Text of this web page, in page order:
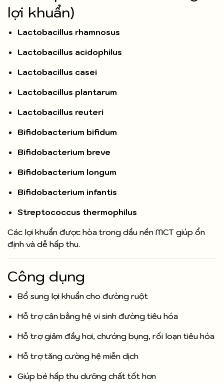
lợi khuẩn)
Lactobacillus rhamnosus
Lactobacillus acidophilus
Lactobacillus casei
Lactobacillus plantarum
Lactobacillus reuteri
Bifidobacterium bifidum
Bifidobacterium breve
Bifidobacterium longum
Bifidobacterium infantis
Streptococcus thermophilus
Các lợi khuẩn được hòa trong dầu nền MCT giúp ổn
định và dễ hấp thu.
Công dụng
Bổ sung lợi khuẩn cho đường ruột
Hỗ trợ cân bằng hệ vi sinh đường tiêu hóa
Hỗ trợ giảm đầy hơi, chướng bụng, rối loạn tiêu hóa
Hỗ trợ tăng cường hệ miễn dịch
Giúp bé hấp thu dưỡng chất tốt hơn